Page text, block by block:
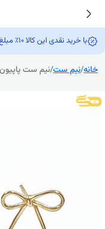
با خرید نقدی این کالا 10٪ مبلغ به شما بازگشت داده میشه !!!
خانه/نیم ست/نیم ست